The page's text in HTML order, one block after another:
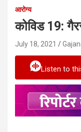
आरोग्य
कोविड 19:
July 18, 2021
Listen to